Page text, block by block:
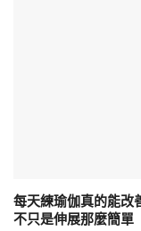
每天練瑜伽真的能改
不只是伸展那麼簡單